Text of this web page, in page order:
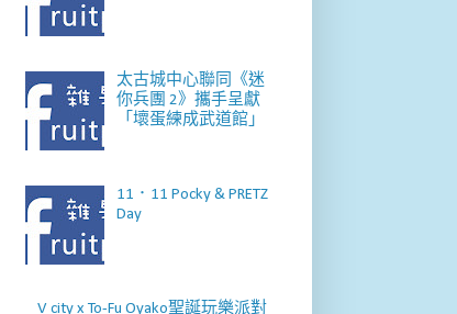
太古城中心聯同《迷
你兵團 2》攜手呈獻
「壞蛋練成武道館」
11．11 Pocky & PRETZ
Day
V city x To-Fu Oyako聖誕玩樂派對